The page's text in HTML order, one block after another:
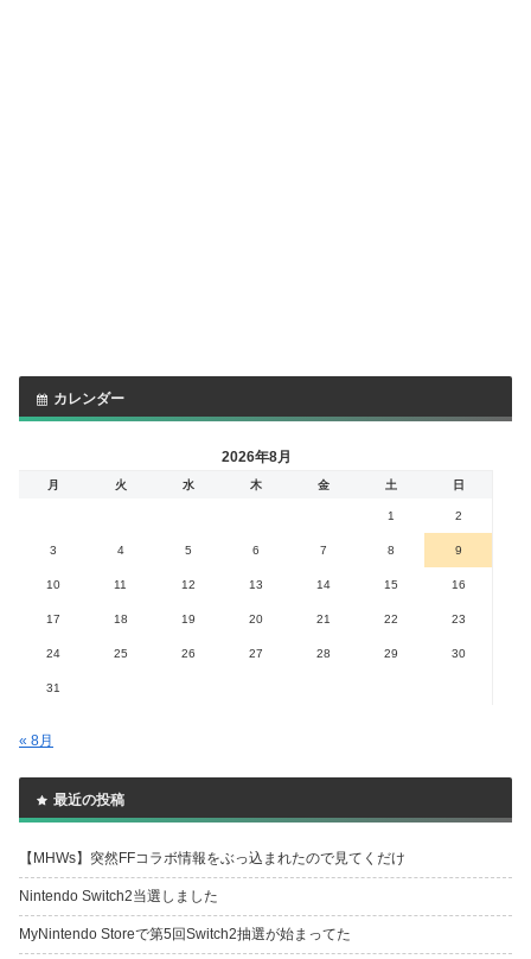
カレンダー
2026年8月
月 火 水 木 金 土 日
1 2
3 4 5 6 7 8 9
10 11 12 13 14 15 16
17 18 19 20 21 22 23
24 25 26 27 28 29 30
31
« 8月
最近の投稿
【MHWs】突然FFコラボ情報をぶっ込まれたので見てくだけ
Nintendo Switch2当選しました
MyNintendo Storeで第5回Switch2抽選が始まってた